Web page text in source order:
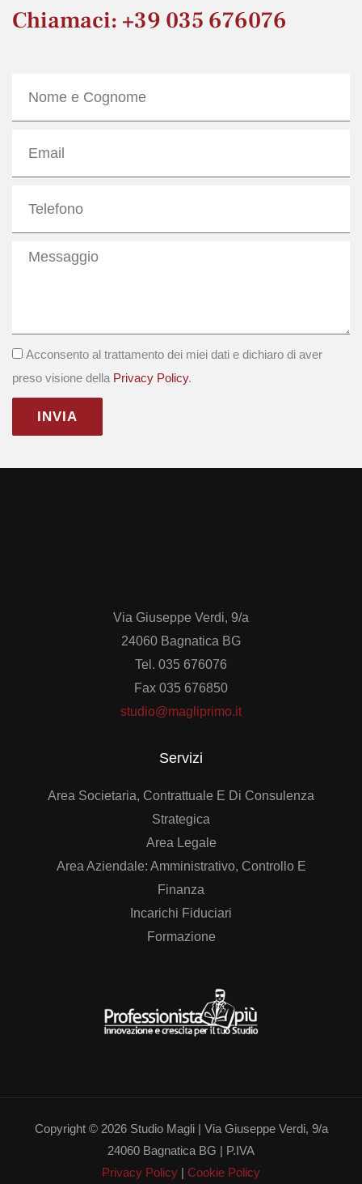
Chiamaci: +39 035 676076
Messaggio
GDPR
Acconsento al trattamento dei miei dati e dichiaro di aver
preso visione della Privacy Policy.
INVIA
Via Giuseppe Verdi, 9/a
24060 Bagnatica BG
Tel. 035 676076
Fax 035 676850
studio@magliprimo.it
Servizi
Area Societaria, Contrattuale E Di Consulenza
Strategica
Area Legale
Area Aziendale: Amministrativo, Controllo E
Finanza
Incarichi Fiduciari
Formazione
Copyright © 2026 Studio Magli | Via Giuseppe Verdi, 9/a
24060 Bagnatica BG | P.IVA
Privacy Policy | Cookie Policy